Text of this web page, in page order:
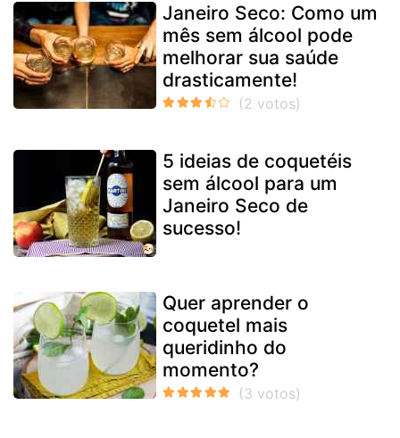
Janeiro Seco: Como um
mês sem álcool pode
melhorar sua saúde
drasticamente!
5 ideias de coquetéis
sem álcool para um
Janeiro Seco de
sucesso!
Quer aprender o
coquetel mais
queridinho do
momento?